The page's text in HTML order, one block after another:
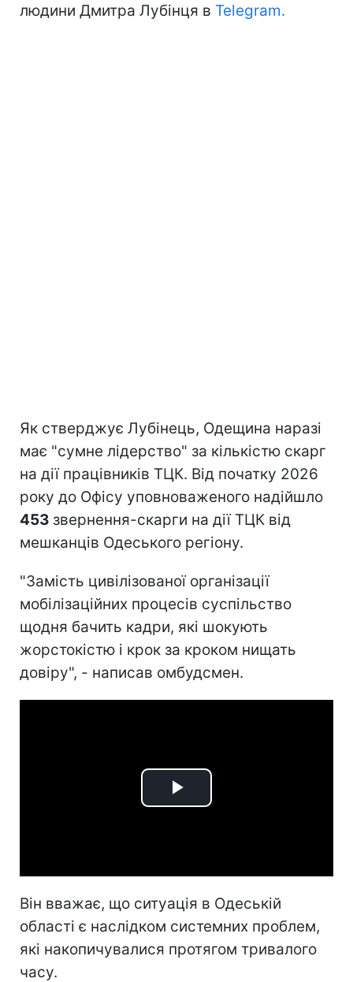
людини Дмитра Лубінця в Telegram.
Як стверджує Лубінець, Одещина наразі
має "сумне лідерство" за кількістю скарг
на дії працівників ТЦК. Від початку 2026
року до Офісу уповноваженого надійшло
453 звернення-скарги на дії ТЦК від
мешканців Одеського регіону.
"Замість цивілізованої організації
мобілізаційних процесів суспільство
щодня бачить кадри, які шокують
жорстокістю і крок за кроком нищать
довіру", - написав омбудсмен.
Play
Він вважає, що ситуація в Одеській
області є наслідком системних проблем,
які накопичувалися протягом тривалого
часу.